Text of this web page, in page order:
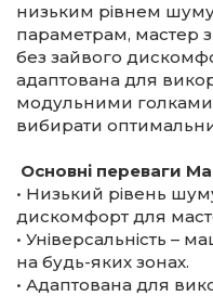
низьким рівнем шуму
параметрам, мастер
без зайвого
адаптована для
модульними
вибирати
Основні переваги
• Низький рівень
дискомфорт для
• Універсальність –
на будь-яких зонах.
• Адаптована для